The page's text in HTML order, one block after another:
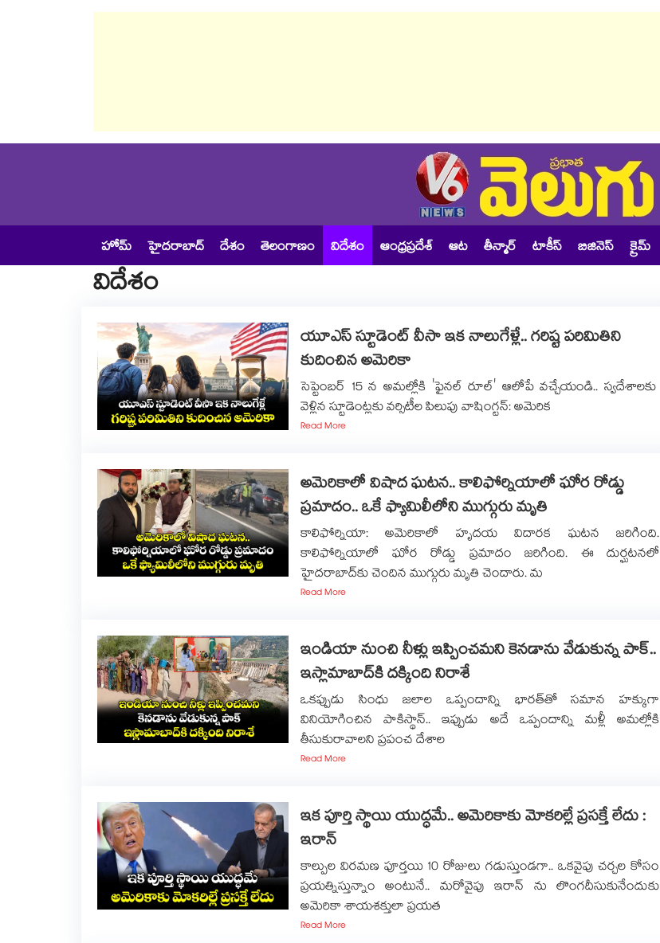
హోమ్ హైదరాబాద్ దేశం తెలంగాణం విదేశం ఆంధ్రప్రదేశ్ ఆట తీన్మార్ టాకీస్ బిజినెస్ క్రైమ్
విదేశం
యూఎస్ స్టూడెంట్ వీసా ఇక నాలుగేళ్లే.. గరిష్ట పరిమితిని
కుదించిన అమెరికా
సెప్టెంబర్ 15 న అమల్లోకి 'ఫైనల్ రూల్' ఆలోపే వచ్చేయండి.. స్వదేశాలకు
వెళ్లిన స్టూడెంట్లకు వర్సిటీల పిలుపు వాషింగ్టన్: అమెరిక
Read More
అమెరికాలో విషాద ఘటన.. కాలిఫోర్నియాలో ఘోర రోడ్డు
ప్రమాదం.. ఒకే ఫ్యామిలీలోని ముగ్గురు మృతి
కాలిఫోర్నియా: అమెరికాలో హృదయ విదారక ఘటన జరిగింది.
కాలిఫోర్నియాలో ఘోర రోడ్డు ప్రమాదం జరిగింది. ఈ దుర్ఘటనలో
హైదరాబాద్⁭కు చెందిన ముగ్గురు మృతి చెందారు. మ
Read More
ఇండియా నుంచి నీళ్లు ఇప్పించమని కెనడాను వేడుకున్న పాక్..
ఇస్లామాబాద్‌కి దక్కింది నిరాశే
ఒకప్పుడు సింధు జలాల ఒప్పందాన్ని భారత్‌తో సమాన హక్కుగా
వినియోగించిన పాకిస్థాన్.. ఇప్పుడు అదే ఒప్పందాన్ని మళ్లీ అమల్లోకి
తీసుకురావాలని ప్రపంచ దేశాల
Read More
ఇక పూర్తి స్థాయి యుద్ధమే.. అమెరికాకు మోకరిల్లే ప్రసక్తే లేదు :
ఇరాన్
కాల్పుల విరమణ పూర్తయి 10 రోజులు గడుస్తుండగా.. ఒకవైపు చర్చల కోసం
ప్రయత్నిస్తున్నాం అంటునే.. మరోవైపు ఇరాన్ ను లొంగదీసుకునేందుకు
అమెరికా శాయశక్తులా ప్రయత
Read More